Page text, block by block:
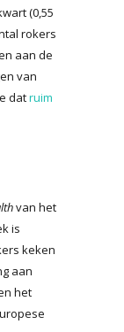
(0,55
rokers
aan de
van
datruim
van het
is
keken
aan
het